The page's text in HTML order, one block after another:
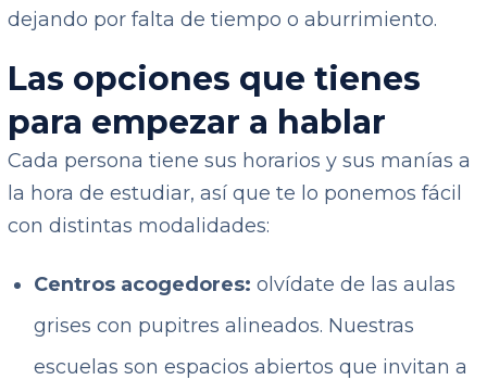
dejando por falta de tiempo o aburrimiento.
Las opciones que tienes
para empezar a hablar
Cada persona tiene sus horarios y sus manías a
la hora de estudiar, así que te lo ponemos fácil
con distintas modalidades:
Centros acogedores: olvídate de las aulas
grises con pupitres alineados. Nuestras
escuelas son espacios abiertos que invitan a